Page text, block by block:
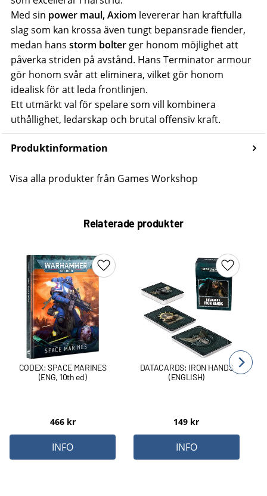
Med sin power maul, Axiom levererar han kraftfulla
slag som kan krossa även tungt bepansrade fiender,
medan hans storm bolter ger honom möjlighet att
påverka striden på avstånd. Hans Terminator armour
gör honom svår att eliminera, vilket gör honom
idealisk för att leda frontlinjen.
Ett utmärkt val för spelare som vill kombinera
uthållighet, ledarskap och brutal offensiv kraft.
Produktinformation
Visa alla produkter från Games Workshop
Relaterade produkter
CODEX: SPACE MARINES
(ENG, 10th ed)
466kr
Lägg till i favoriter
INFO
DATACARDS: IRON HANDS
(ENGLISH)
149 kr
Lägg till
INFO